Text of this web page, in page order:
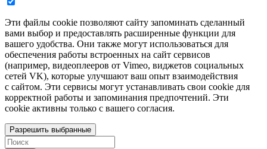
Эти файлы cookie позволяют сайту запоминать сделанный
вами выбор и предоставлять расширенные функции для
вашего удобства. Они также могут использоваться для
обеспечения работы встроенных на сайт сервисов
(например, видеоплееров от Vimeo, виджетов социальных
сетей VK), которые улучшают ваш опыт взаимодействия
с сайтом. Эти сервисы могут устанавливать свои cookie для
корректной работы и запоминания предпочтений. Эти
cookie активны только с вашего согласия.
Разрешить выбранные